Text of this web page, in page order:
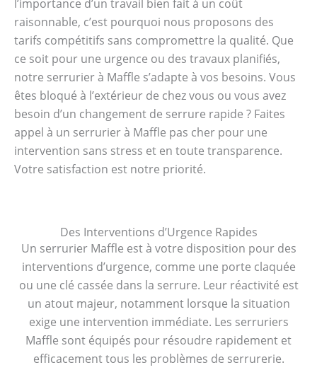
l’importance d’un travail bien fait à un coût
raisonnable, c’est pourquoi nous proposons des
tarifs compétitifs sans compromettre la qualité. Que
ce soit pour une urgence ou des travaux planifiés,
notre serrurier à Maffle s’adapte à vos besoins. Vous
êtes bloqué à l’extérieur de chez vous ou vous avez
besoin d’un changement de serrure rapide ? Faites
appel à un serrurier à Maffle pas cher pour une
intervention sans stress et en toute transparence.
Votre satisfaction est notre priorité.
Des Interventions d’Urgence Rapides
Un serrurier Maffle est à votre disposition pour des
interventions d’urgence, comme une porte claquée
ou une clé cassée dans la serrure. Leur réactivité est
un atout majeur, notamment lorsque la situation
exige une intervention immédiate. Les serruriers
Maffle sont équipés pour résoudre rapidement et
efficacement tous les problèmes de serrurerie.